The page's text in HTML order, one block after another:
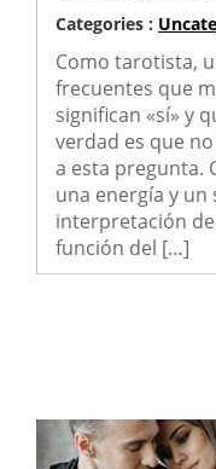
Categories :
Como tarotista,
frecuentes que
significan «sí» y
verdad es que
a esta pregunta.
una energía y un
interpretación
función del […]